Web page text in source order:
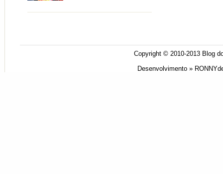
Copyright © 2010-2013 Blog
Desenvolvimento »